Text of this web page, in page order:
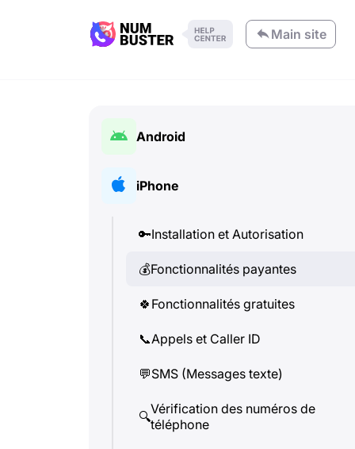
Main site
Android
🔑
téléphone
👤Page du numéro de téléphone
iPhone
🔑Installation et Autorisation
💰Fonctionnalités payantes
🍀 Fonctionnalités gratuites
📞Appels et Caller ID
💬SMS (Messages texte)
🔍Vérification des numéros de
téléphone